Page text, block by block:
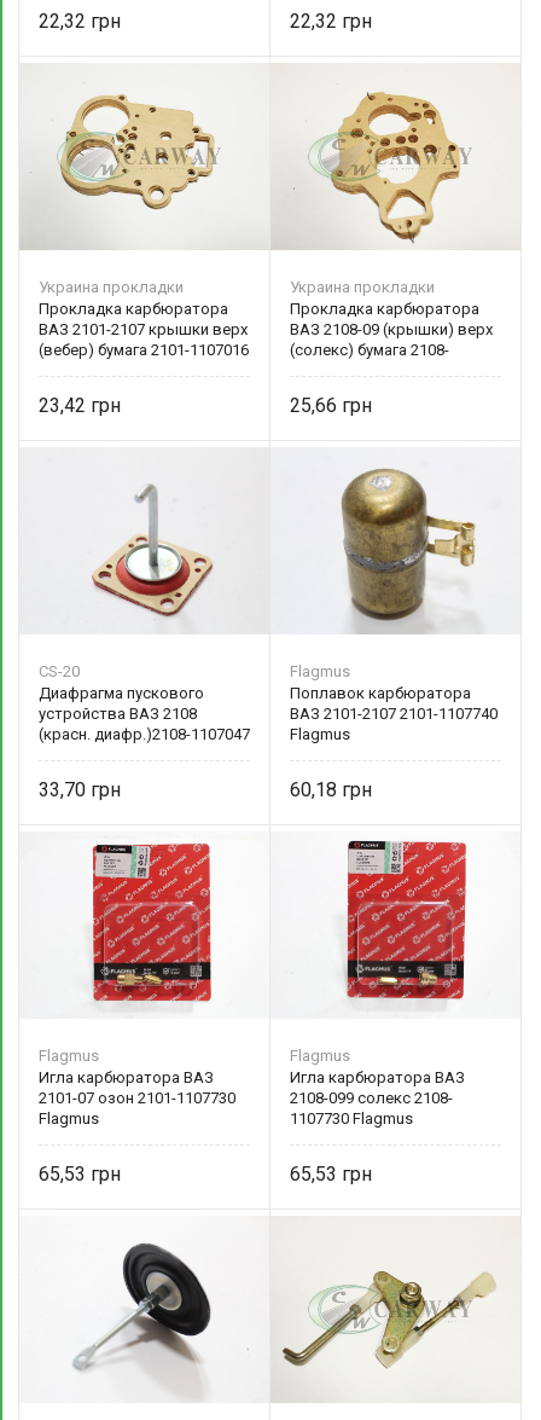
22,32 22,32
Украина прокладки
Прокладка карбюратора
ВАЗ 2101-2107 крышки верх
(вебер) бумага 2101-1107016
23,42
Украина прокладки
Прокладка карбюратора
ВАЗ 2108-09 (крышки) верх
(солекс) бумага 2108-
25,66
CS-20
Диафрагма пускового
устройства ВАЗ 2108
(красн. диафр.)2108-1107047
33,70
Flagmus
Поплавок карбюратора
ВАЗ 2101-2107 2101-1107740
Flagmus
60,18
Flagmus
Игла карбюратора ВАЗ
2101-07 озон 2101-1107730
Flagmus
65,53
Flagmus
Игла карбюратора ВАЗ
2108-099 солекс 2108-
1107730 Flagmus
65,53